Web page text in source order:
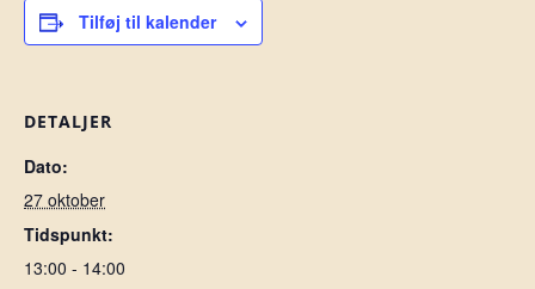
Tilføj til kalender
DETALJER
Dato:
27 oktober
Tidspunkt:
13:00 - 14:00